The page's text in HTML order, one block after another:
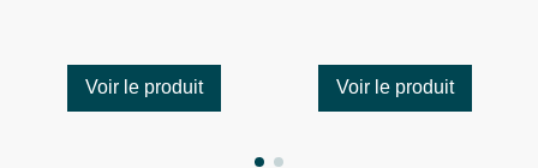
Voir le produit Voir le produit